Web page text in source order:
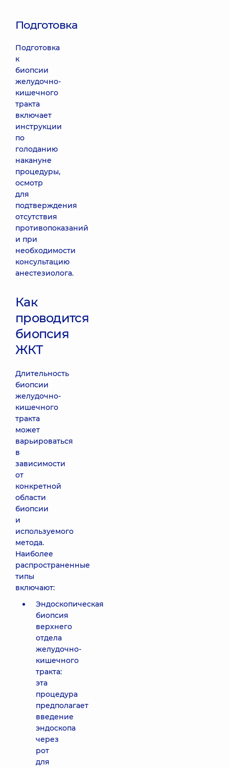
Подготовка
Подготовка
к
биопсии
желудочно-
кишечного
тракта
включает
инструкции
по
голоданию
накануне
процедуры,
осмотр
для
подтверждения
отсутствия
противопоказаний
и при
необходимости
консультацию
анестезиолога.
Как
проводится
биопсия
ЖКТ
Длительность
биопсии
желудочно-
кишечного
тракта
может
варьироваться
в
зависимости
от
конкретной
области
биопсии
и
используемого
метода.
Наиболее
распространенные
типы
включают:
Эндоскопическая
биопсия
верхнего
отдела
желудочно-
кишечного
тракта:
эта
процедура
предполагает
введение
эндоскопа
через
рот
для